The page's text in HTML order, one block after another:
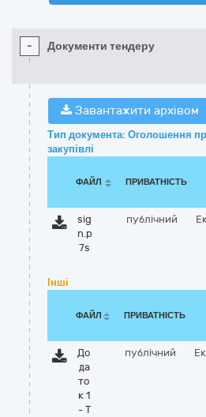
- Документи тендеру
Завантажити архівом
Тип документа: Оголошення
закупівлі
ФАЙЛ ПРИВАТНІСТЬ
sig
n.p
7s
публічний
Інші
ФАЙЛ ПРИВАТНІСТЬ
До
да
то
к 1
- Т
публічний